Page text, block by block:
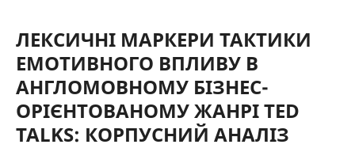
ЛЕКСИЧНІ МАРКЕРИ ТАКТИКИ
ЕМОТИВНОГО ВПЛИВУ В
АНГЛОМОВНОМУ БІЗНЕС-
ОРІЄНТОВАНОМУ ЖАНРІ TED
TALKS: КОРПУСНИЙ АНАЛІЗ